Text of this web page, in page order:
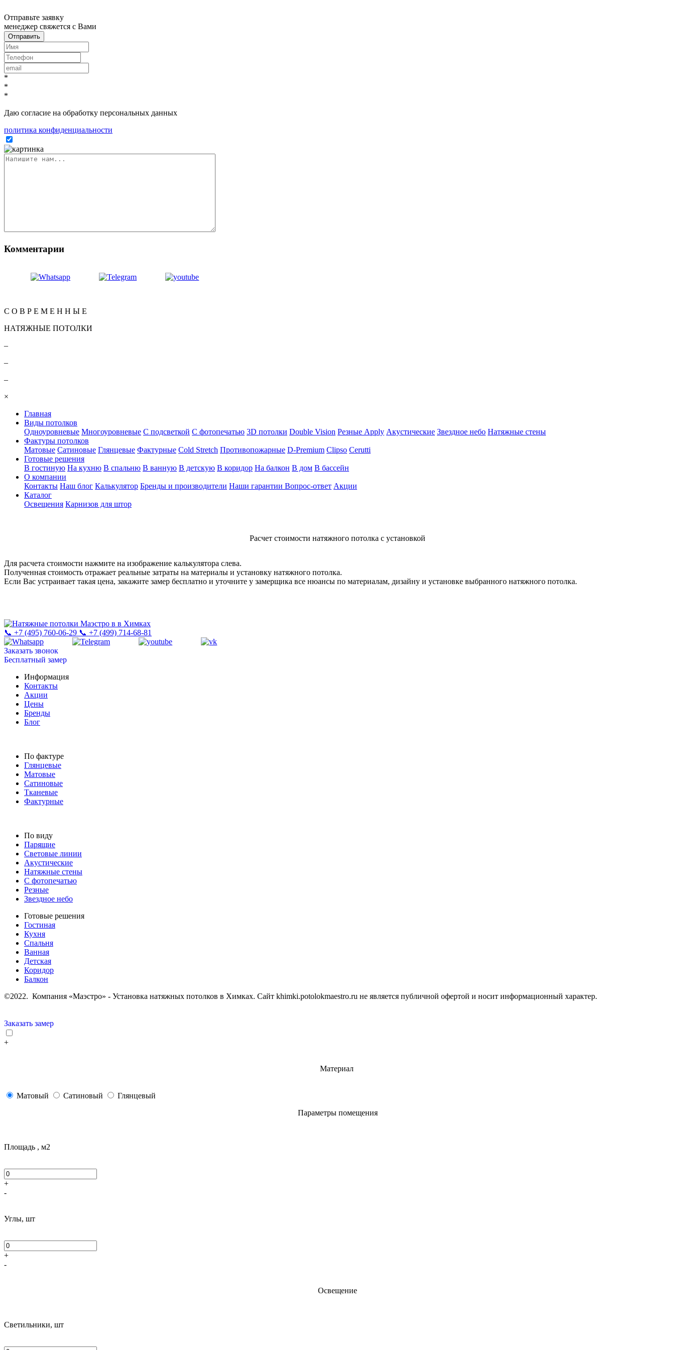
Отправьте заявку
менеджер свяжется с Вами
*
*
*
Даю согласие на обработку персональных данных
политика конфиденциальности
Комментарии
С О В Р Е М Е Н Н Ы Е
НАТЯЖНЫЕ ПОТОЛКИ
–
–
–
×
Главная
Виды потолков
Одноуровневые Многоуровневые С подсветкой С фотопечатью 3D потолки Double Vision Резные Apply Акустические Звездное небо Натяжные стены
Фактуры потолков
Матовые Сатиновые Глянцевые Фактурные Cold Stretch Противопожарные D-Premium Clipso Cerutti
Готовые решения
В гостиную На кухню В спальню В ванную В детскую В коридор На балкон В дом В бассейн
О компании
Контакты Наш блог Калькулятор Бренды и производители Наши гарантии Вопрос-ответ Акции
Каталог
Освещения Карнизов для штор
Расчет стоимости натяжного потолка с установкой
Для расчета стоимости нажмите на изображение калькулятора слева.
Полученная стоимость отражает реальные затраты на материалы и установку натяжного потолка.
Если Вас устраивает такая цена, закажите замер бесплатно и уточните у замерщика все нюансы по материалам, дизайну и установке выбранного натяжного потолка.
📞 +7 (495) 760-06-29 📞 +7 (499) 714-68-81
Заказать звонок
Бесплатный замер
Информация
Контакты
Акции
Цены
Бренды
Блог
По фактуре
Глянцевые
Матовые
Сатиновые
Тканевые
Фактурные
По виду
Парящие
Световые линии
Акустические
Натяжные стены
С фотопечатью
Резные
Звездное небо
Готовые решения
Гостиная
Кухня
Спальня
Ванная
Детская
Коридор
Балкон
©2022. Компания «Маэстро» - Установка натяжных потолков в Химках. Сайт khimki.potolokmaestro.ru не является публичной офертой и носит информационный характер.
Заказать замер
+
Материал
Матовый Сатиновый
Глянцевый
Параметры помещения
Площадь , м2
+
-
Углы, шт
+
-
Освещение
Светильники, шт